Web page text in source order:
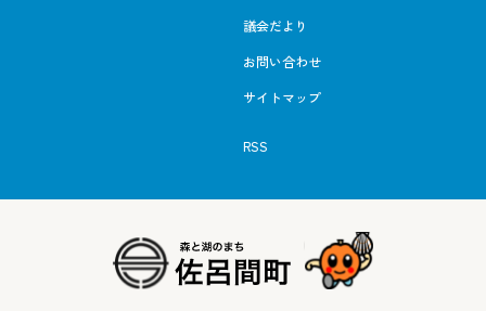
議会だより
お問い合わせ
サイトマップ
RSS